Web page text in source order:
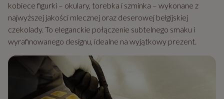
kobiece figurki – okulary, torebka i szminka – wykonane z
najwyższej jakości mlecznej oraz deserowej belgijskiej
czekolady. To eleganckie połączenie subtelnego smaku i
wyrafinowanego designu, idealne na wyjątkowy prezent.